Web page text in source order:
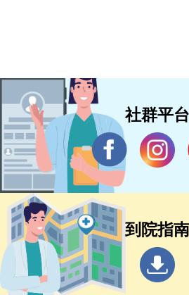
社群平台
到院指南